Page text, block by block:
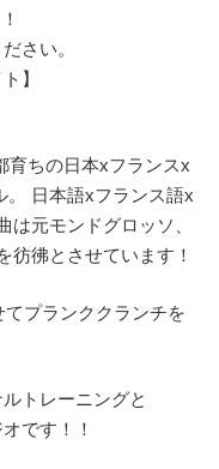
さい。
】
育ちの日本xフランスx
。 日本語xフランス語x
は元モンドグロッソ、
彷彿とさせています！
プランククランチを
トレーニングと
です！！